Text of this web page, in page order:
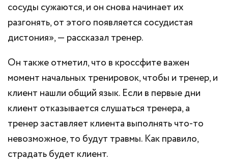
сосуды сужаются, и он снова начинает их
разгонять, от этого появляется сосудистая
дистония», — рассказал тренер.
Он также отметил, что в кроссфите важен
момент начальных тренировок, чтобы и тренер, и
клиент нашли общий язык. Если в первые дни
клиент отказывается слушаться тренера, а
тренер заставляет клиента выполнять что-то
невозможное, то будут травмы. Как правило,
страдать будет клиент.